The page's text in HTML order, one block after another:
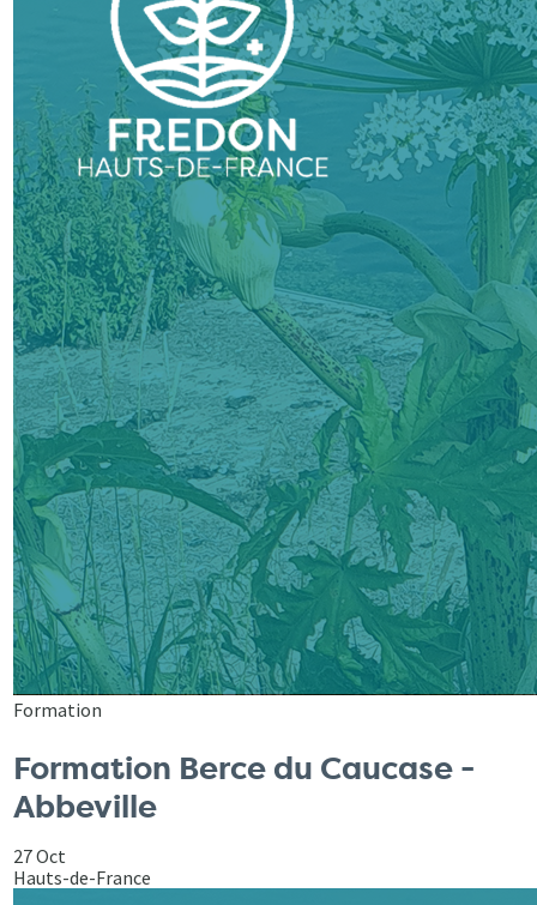
Formation
Formation Berce du Caucase -
Abbeville
27 Oct
Hauts-de-France